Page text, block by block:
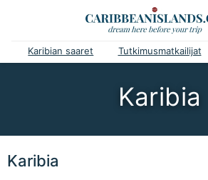
Karibian saaret Tutkimusmatkailijat
Karibia
Karibia